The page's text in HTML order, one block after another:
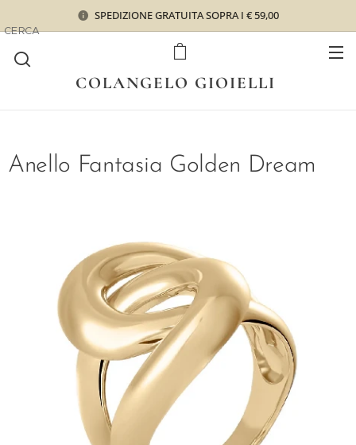
SPEDIZIONE GRATUITA SOPRA I € 59,00
COLANGELO GIOIELLI
CERCA
Anello Fantasia Golden Dream